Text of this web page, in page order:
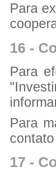
Para
16 -
Para
Para
17 -